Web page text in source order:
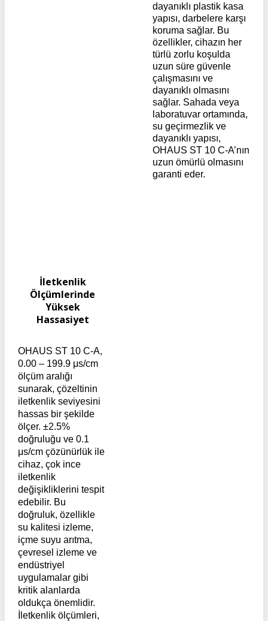
dayanıklı plastik kasa
yapısı, darbelere karşı
koruma sağlar. Bu
özellikler, cihazın her
türlü zorlu koşulda
uzun süre güvenle
çalışmasını ve
dayanıklı olmasını
sağlar. Sahada veya
laboratuvar ortamında,
su geçirmezlik ve
dayanıklı yapısı,
OHAUS ST 10 C-A’nın
uzun ömürlü olmasını
garanti eder.
İletkenlik
Ölçümlerinde
Yüksek
Hassasiyet
OHAUS ST 10 C-A,
0.00 – 199.9 μs/cm
ölçüm aralığı
sunarak, çözeltinin
iletkenlik seviyesini
hassas bir şekilde
ölçer. ±2.5%
doğruluğu ve 0.1
μs/cm çözünürlük ile
cihaz, çok ince
iletkenlik
değişikliklerini tespit
edebilir. Bu
doğruluk, özellikle
su kalitesi izleme,
içme suyu arıtma,
çevresel izleme ve
endüstriyel
uygulamalar gibi
kritik alanlarda
oldukça önemlidir.
İletkenlik ölçümleri,